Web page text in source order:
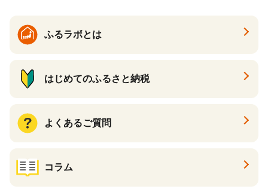
ふるラボとは
はじめてのふるさと納税
よくあるご質問
コラム